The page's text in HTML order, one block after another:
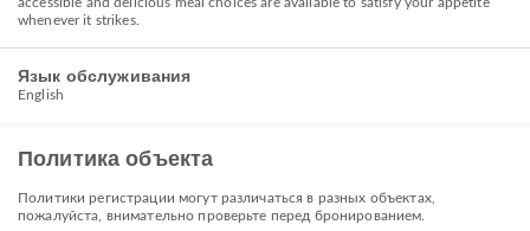
whenever it strikes.
Язык обслуживания
English
Политика объекта
Политики регистрации могут различаться в разных объектах,
пожалуйста, внимательно проверьте перед бронированием.